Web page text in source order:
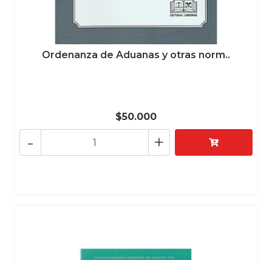
Ordenanza de Aduanas y otras norm..
$50.000
+
-